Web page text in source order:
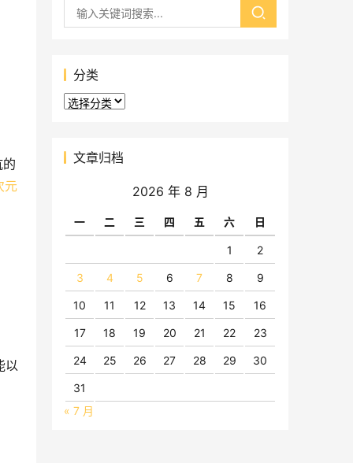
元
以
分类
分
文章归档
2026 年 8 月
一 二 三 四 五 六 日
1 2
3 4 5 6 7 8 9
10 11 12 13 14 15 16
17 18 19 20 21 22 23
24 25 26 27 28 29 30
31
« 7 月